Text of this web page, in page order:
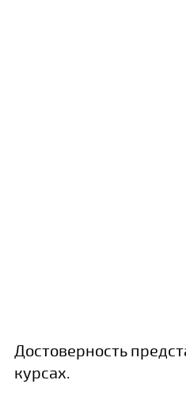
Достоверность
курсах.